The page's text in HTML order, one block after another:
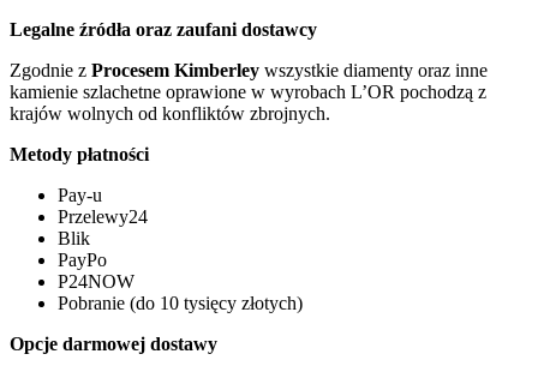
Legalne źródła oraz zaufani dostawcy
Zgodnie z Procesem Kimberley wszystkie diamenty oraz inne
kamienie szlachetne oprawione w wyrobach L’OR pochodzą z
krajów wolnych od konfliktów zbrojnych.
Metody płatności
Pay-u
Przelewy24
Blik
PayPo
P24NOW
Pobranie (do 10 tysięcy złotych)
Opcje darmowej dostawy